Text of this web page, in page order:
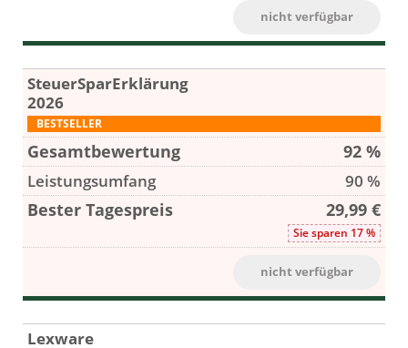
nicht verfügbar
SteuerSparErklärung
2026
BESTSELLER
92 %
90 %
29,99 €
Sie sparen 17 %
nicht verfügbar
Lexware